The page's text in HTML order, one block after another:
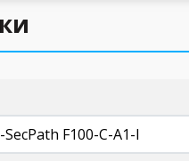
SecPath F100-C-A1-I